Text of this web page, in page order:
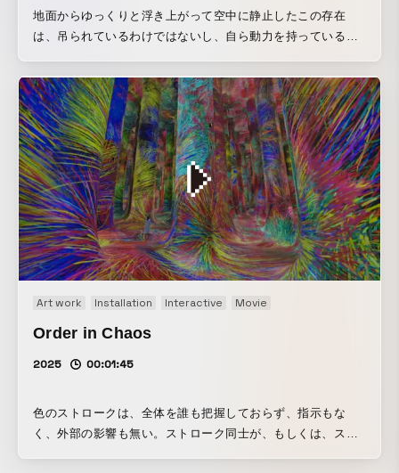
の泡も、同じように、脂質二重層の膜に包まれていて、この
彫刻を構成している泡は、構造的には細胞膜と同じである。
ただし、泡の二重層は細胞とは逆に、二重層の外側は疎水
性、二重層の層と層の間は親水性になっているため、袋の外
側も内側も空気である。つまり、細胞が水中の袋状の膜であ
るならば、泡は空気中の袋状の膜である。 この彫刻は、生物
の構成単位である細胞と同じ構造の物質と、環境が生んだエ
ネルギーの秩序によって創られている。 生命も、外部から食
物として物質とエネルギーを取り込み、物質を排出し、エネ
ルギーを外に散逸させながら、秩序構造をつくりあげてい
る。生命は、渦と同じように、外部環境が生む物質とエネル
ギーの流れの中にある存在であり、その存在の輪郭は曖昧な
のである。 生命の構造は、その流れがつくるエネルギーの秩
的な現象かもしれないのだ。 作品ページ：
https://www.teamlab.art/jp/ew/masslesssculpture-
ト。 絶滅の森には、絶滅した動物が住んでいる。動物に近づ
いたり、触ったりすると、逃げたり、振り向いたりする。
歩いている動物を見て、そのカメラに映っている動物に「観
察の目」を放つと、現実の空間に飛ぶ。「観察の目」が動物
に当たると空間からその動物は消え、自分のスマートフォン
に入り、コレクションされる。 捕まえた動物を、カメラで見
えている場所にスワイプすると、リリースされ、その場所に
戻る。 また、好きな場所で「観察のあみ」を投げ込むと、足
元に「観察のあみ」が張られる。まわりの人々と協力しなが
ら、身体を使って、動物を「観察のあみ」に追い込むと、動
物は空間から消え、同じように図鑑にコレクションされる。
コレクション図鑑は、同じ動物でも、捕まえれば捕まえるほ
planets/planets/
地面からゆっくりと浮き上がって空中に静止したこの存在
は、吊られているわけではないし、自ら動力を持っているわ
井でもない空中の中ほどに静止している。そして、時に浮上
し、時に沈下し、空中で静止する。 たまに大きく動き出し、
時に地面に落ちる。しかし、自らの状態を修復するかのよう
に、再びゆっくりと浮かび上がって空中に静止する。 特別な
環境を創り、その環境によって空間の中心部にエネルギーの
秩序を生む。そして、エネルギーの秩序によって存在を創
る。そのエネルギーの秩序による存在を「High-Order
Sculpture」と呼ぼう。それは、環境とは切り離せず、環境変
化とともに変化する。これまでの物体による存在の常識を超
越し、中空に存在を維持し、自らの状態を修復する。 開いた
系を前提とした彫刻である。 作品ページ：
https://www.teamlab.art/jp/ew/levitationvoid-
Art work Installation Interactive Movie
Order in Chaos
2025 00:01:45
色のストロークは、全体を誰も把握しておらず、指示もな
く、外部の影響も無い。ストローク同士が、もしくは、スト